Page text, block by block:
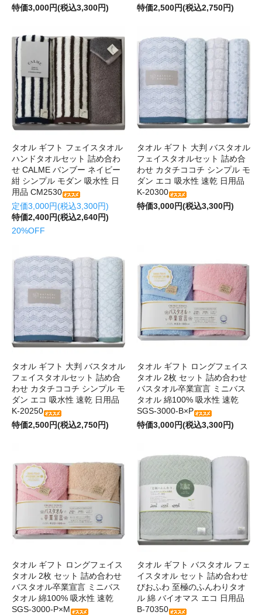
特価3,000円(税込3,300円) 特価2,500円(税込2,750円)
タオル ギフト フェイスタオル
ハンドタオルセット 詰め合わ
せ CALME バンブー ネイビー
紺 シンプル モダン 吸水性 日
用品 CM2530
定価3,000円(税込3,300円)
特価2,400円(税込2,640円)
20%OFF
タオル ギフト 大判 バスタオル
フェイスタオルセット 詰め合
わせ カタチココチ シンプル モ
ダン エコ 吸水性 速乾 日用品
K-20300
特価3,000円(税込3,300円)
タオル ギフト 大判 バスタオル
フェイスタオルセット 詰め合
わせ カタチココチ シンプル モ
ダン エコ 吸水性 速乾 日用品
K-20250
特価2,500円(税込2,750円)
タオル ギフト ロングフェイス
タオル 2枚 セット 詰め合わせ
バスタオル卒業宣言 ミニバス
タオル 綿100% 吸水性 速乾
SGS-3000-B×P
特価3,000円(税込3,300円)
タオル ギフト ロングフェイス
タオル 2枚 セット 詰め合わせ
バスタオル卒業宣言 ミニバス
タオル 綿100% 吸水性 速乾
SGS-3000-P×M
タオル ギフト バスタオル フェ
イスタオル セット 詰め合わせ
びおふわ 至極のふんわりタオ
ル 綿 バイオマス エコ 日用品
B-70350